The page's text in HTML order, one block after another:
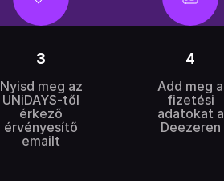
3
Nyisd meg az
UNiDAYS-től
érkező
érvényesítő
emailt
4
Add meg a
fizetési
adatokat a
Deezeren